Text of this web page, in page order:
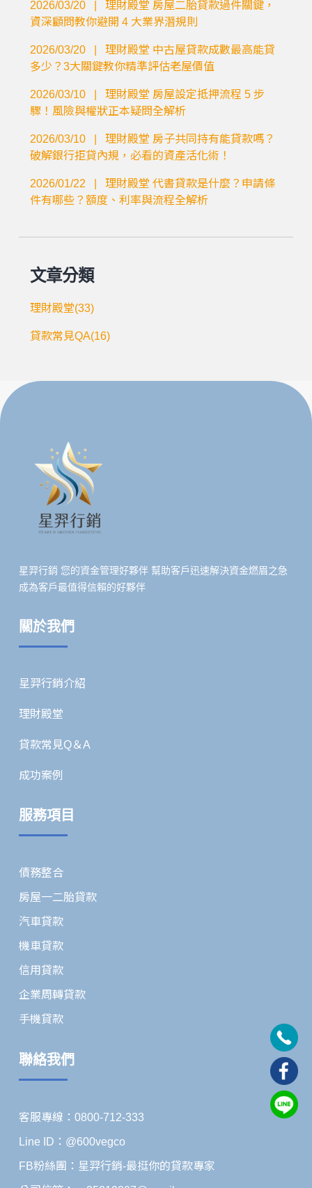
2026/03/20 理財殿堂 房屋二胎貸款過件關鍵，
資深顧問教你避開 4 大業界潛規則
2026/03/20 理財殿堂 中古屋貸款成數最高能貸
多少？3大關鍵教你精準評估老屋價值
2026/03/10 理財殿堂 房屋設定抵押流程 5 步
驟！風險與權狀正本疑問全解析
2026/03/10 理財殿堂 房子共同持有能貸款嗎？
破解銀行拒貸內規，必看的資產活化術！
2026/01/22 理財殿堂 代書貸款是什麼？申請條
件有哪些？額度、利率與流程全解析
文章分類
理財殿堂(33)
貸款常見QA(16)
星羿行銷 您的資金管理好夥伴 幫助客戶迅速解決資金燃眉之急
成為客戶最值得信賴的好夥伴
關於我們
星羿行銷介紹
理財殿堂
貸款常見Q＆A
成功案例
服務項目
債務整合
房屋一二胎貸款
汽車貸款
機車貸款
信用貸款
企業周轉貸款
手機貸款
聯絡我們
客服專線：0800-712-333
Line ID：@600vegco
FB粉絲團：星羿行銷-最挺你的貸款專家